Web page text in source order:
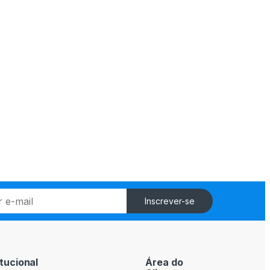
Inscrever-se
Área do